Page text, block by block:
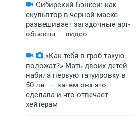
Сибирский Бэнкси: как
скульптор в черной маске
развешивает загадочные арт-
объекты — видео
«Как тебя в гроб такую
положат?» Мать двоих детей
набила первую татуировку в
50 лет — зачем она это
сделала и что отвечает
хейтерам